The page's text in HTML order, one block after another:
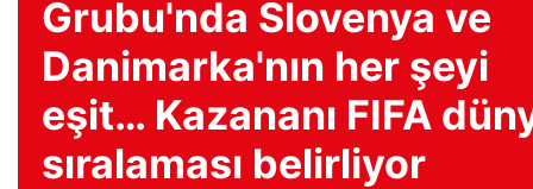
Grubu'nda Slovenya ve
Danimarka'nın her şeyi
eşit… Kazananı FIFA
sıralaması belirliyor